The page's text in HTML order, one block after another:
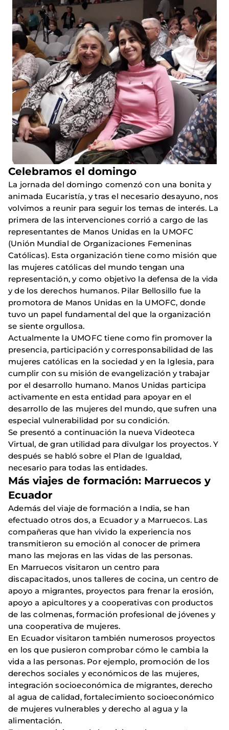
Celebramos el domingo
La jornada del domingo comenzó con una bonita y
animada Eucaristía, y tras el necesario desayuno, nos
volvimos a reunir para seguir los temas de interés. La
primera de las intervenciones corrió a cargo de las
representantes de Manos Unidas en la UMOFC
(Unión Mundial de Organizaciones Femeninas
Católicas). Esta organización tiene como misión que
las mujeres católicas del mundo tengan una
representación, y como objetivo la defensa de la vida
y de los derechos humanos. Pilar Bellosillo fue la
promotora de Manos Unidas en la UMOFC, donde
tuvo un papel fundamental del que la organización
se siente orgullosa.
Actualmente la UMOFC tiene como fin promover la
presencia, participación y corresponsabilidad de las
mujeres católicas en la sociedad y en la Iglesia, para
cumplir con su misión de evangelización y trabajar
por el desarrollo humano. Manos Unidas participa
activamente en esta entidad para apoyar en el
desarrollo de las mujeres del mundo, que sufren una
especial vulnerabilidad por su condición.
Se presentó a continuación la nueva Videoteca
Virtual, de gran utilidad para divulgar los proyectos. Y
después se habló sobre el Plan de Igualdad,
necesario para todas las entidades.
Más viajes de formación: Marruecos y
Ecuador
Además del viaje de formación a India, se han
efectuado otros dos, a Ecuador y a Marruecos. Las
compañeras que han vivido la experiencia nos
transmitieron su emoción al conocer de primera
mano las mejoras en las vidas de las personas.
En Marruecos visitaron un centro para
discapacitados, unos talleres de cocina, un centro de
apoyo a migrantes, proyectos para frenar la erosión,
apoyo a apicultores y a cooperativas con productos
de las colmenas, formación profesional de jóvenes y
una cooperativa de mujeres.
En Ecuador visitaron también numerosos proyectos
en los que pusieron comprobar cómo le cambia la
vida a las personas. Por ejemplo, promoción de los
derechos sociales y económicos de las mujeres,
integración socioeconómica de migrantes, derecho
al agua de calidad, fortalecimiento socioeconómico
de mujeres vulnerables y derecho al agua y la
alimentación.